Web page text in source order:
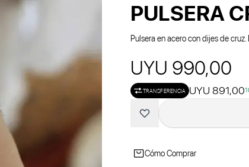
PULSERA
Pulsera en acero con dijes de
UYU 990,00
TRANSFERENCIA UYU 891,00
Cómo Comprar